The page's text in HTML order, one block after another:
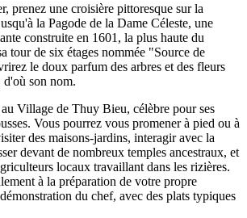
prenez une croisière pittoresque sur la
la Pagode de la Dame Céleste, une
construite en 1601, la plus haute du
tour de six étages nommée "Source de
le doux parfum des arbres et des fleurs
son nom.
Village de Thuy Bieu, célèbre pour ses
Vous pourrez vous promener à pied ou à
des maisons-jardins, interagir avec la
devant de nombreux temples ancestraux, et
locaux travaillant dans les rizières.
à la préparation de votre propre
du chef, avec des plats typiques